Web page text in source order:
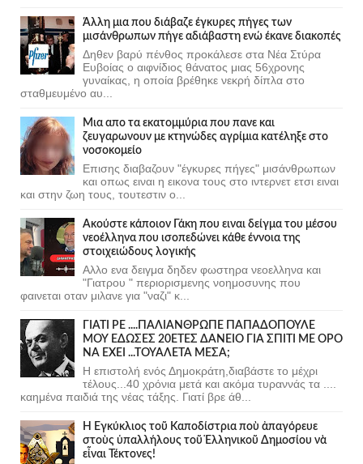
Άλλη μια που διάβαζε έγκυρες πήγες των
μισάνθρωπων πήγε αδιάβαστη ενώ έκανε διακοπές
Δηθεν βαρύ πένθος προκάλεσε στα Νέα Στύρα
Ευβοίας ο αιφνίδιος θάνατος μιας 56χρονης
γυναίκας, η οποία βρέθηκε νεκρή δίπλα στο
σταθμευμένο αυ...
Μια απο τα εκατομμύρια που πανε και
ζευγαρωνουν με κτηνώδες αγρίμια κατέληξε στο
νοσοκομείο
Επισης διαβαζουν "έγκυρες πήγες" μισάνθρωπων
και οπως ειναι η εικονα τους στο ιντερνετ ετσι ειναι
και στην ζωη τους, τουτεστιν ο...
Ακούστε κάποιον Γάκη που ειναι δείγμα του μέσου
νεοέλληνα που ισοπεδώνει κάθε έννοια της
στοιχειώδους λογικής
Αλλο ενα δειγμα δηδεν φωστηρα νεοελληνα και
"Γιατρου " περιορισμενης νοημοσυνης που
φαινεται οταν μιλανε για "ναζι" κ...
ΓΙΑΤΙ ΡΕ ....ΠΑΛΙΑΝΘΡΩΠΕ ΠΑΠΑΔΟΠΟΥΛΕ
ΜΟΥ ΕΔΩΣΕΣ 20ΕΤΕΣ ΔΑΝΕΙΟ ΓΙΑ ΣΠΙΤΙ ΜΕ ΟΡΟ
ΝΑ ΕΧΕΙ ...ΤΟΥΑΛΕΤΑ ΜΕΣΑ;
Η επιστολή ενός Δημοκράτη,διαβάστε το μέχρι
τέλους...40 χρόνια μετά και ακόμα τυραννάς τα ....
καημένα παιδιά της νέας τάξης. Γιατί βρε άθ...
Ἡ Ἐγκύκλιος τοῦ Καποδίστρια ποὺ ἀπαγόρευε
στοὺς ὑπαλλήλους τοῦ Ἑλληνικοῦ Δημοσίου νὰ
εἶναι Τέκτονες!